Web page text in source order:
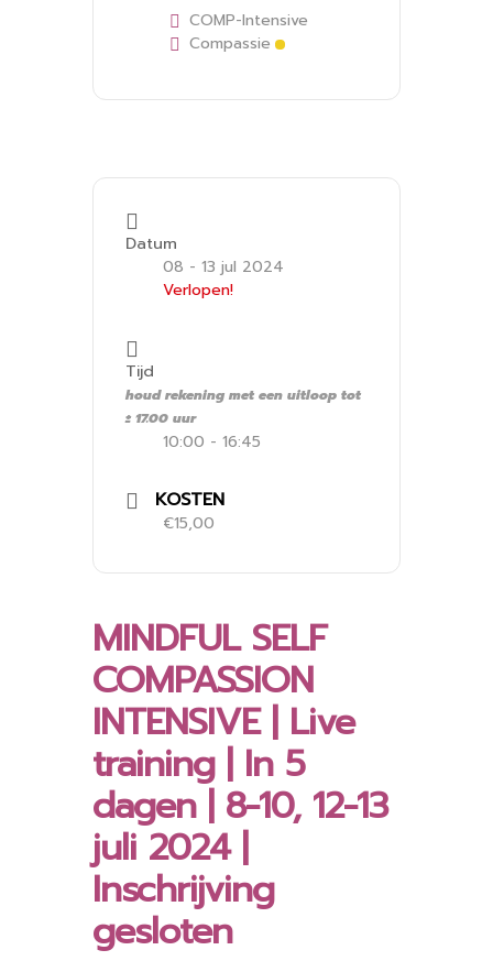
COMP-Intensive
Compassie
Datum
08 - 13 jul 2024
Verlopen!
Tijd
houd rekening met een uitloop tot
± 17.00 uur
10:00 - 16:45
KOSTEN
€15,00
MINDFUL SELF
COMPASSION
INTENSIVE | Live
training | In 5
dagen | 8-10, 12-13
juli 2024 |
Inschrijving
gesloten